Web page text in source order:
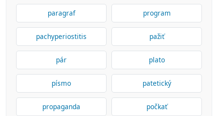
paragraf program
pachyperiostitis pažiť
pár plato
písmo patetický
propaganda počkať